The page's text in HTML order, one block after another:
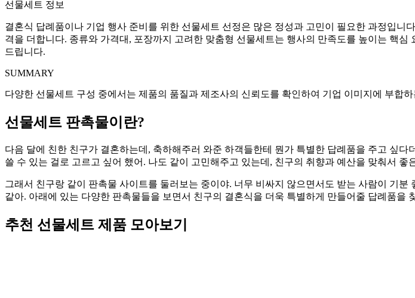
선물세트 정보
결혼식 답례품이나 기업 행사 준비를 위한 선물세트 선정은 많은 정성과 고민이 필요한 과정입
격을 더합니다. 종류와 가격대, 포장까지 고려한 맞춤형 선물세트는 행사의 만족도를 높이는 핵
드립니다.
SUMMARY
다양한 선물세트 구성 중에서는 제품의 품질과 제조사의 신뢰도를 확인하여 기업 이미지에 부합
선물세트 판촉물이란?
다음 달에 친한 친구가 결혼하는데, 축하해주러 와준 하객들한테 뭔가 특별한 답례품을 주고 싶
쓸 수 있는 걸로 고르고 싶어 했어. 나도 같이 고민해주고 있는데, 친구의 취향과 예산을 맞춰서 좋
그래서 친구랑 같이 판촉물 사이트를 둘러보는 중이야. 너무 비싸지 않으면서도 받는 사람이 기
같아. 아래에 있는 다양한 판촉물들을 보면서 친구의 결혼식을 더욱 특별하게 만들어줄 답례품을
추천 선물세트 제품 모아보기